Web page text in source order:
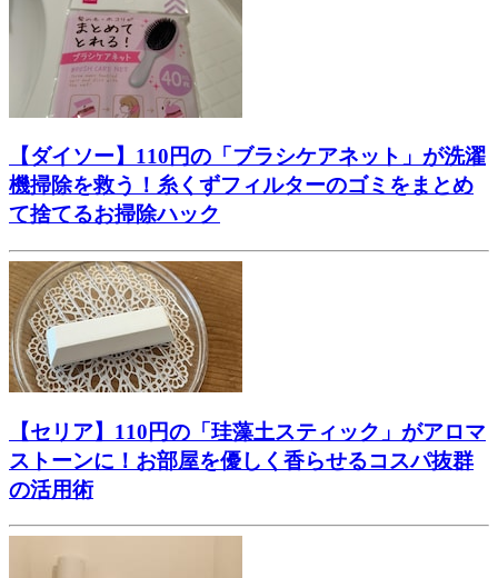
【ダイソー】110円の「ブラシケアネット」が洗濯
機掃除を救う！糸くずフィルターのゴミをまとめ
て捨てるお掃除ハック
【セリア】110円の「珪藻土スティック」がアロマ
ストーンに！お部屋を優しく香らせるコスパ抜群
の活用術